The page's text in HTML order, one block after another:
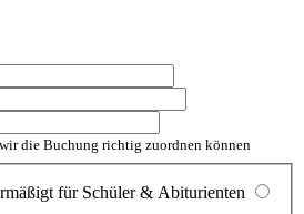
die Buchung richtig zuordnen können
für Schüler & Abiturienten